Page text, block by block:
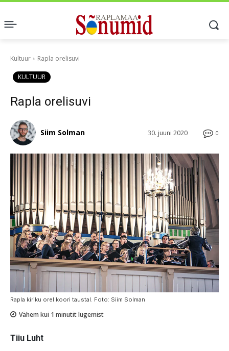
Kultuur Rapla orelisuvi
KULTUUR
Rapla orelisuvi
0
30. juuni 2020
Siim Solman
Rapla kiriku orel koori taustal. Foto: Siim Solman
Vähem kui 1 minutit lugemist
Tiiu Luht